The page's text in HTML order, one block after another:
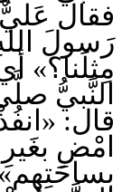
فقال
رَسولَ
مِثلَنا؟»
النَّبيُّ
قال:
امْضِ